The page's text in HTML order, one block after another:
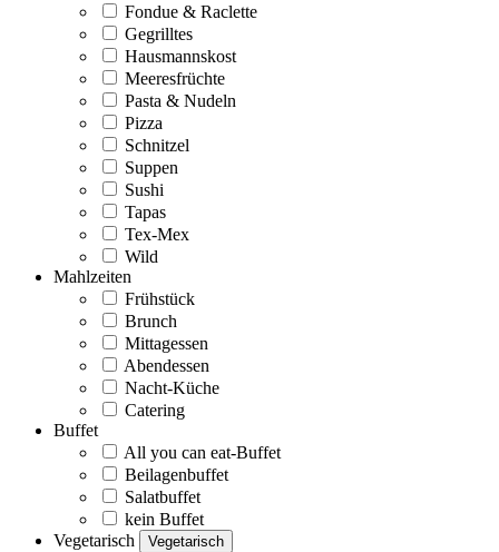
Fondue & Raclette
Gegrilltes
Hausmannskost
Meeresfrüchte
Pasta & Nudeln
Pizza
Schnitzel
Suppen
Sushi
Tapas
Tex-Mex
Wild
Mahlzeiten
Frühstück
Brunch
Mittagessen
Abendessen
Nacht-Küche
Catering
Buffet
All you can eat-Buffet
Beilagenbuffet
Salatbuffet
kein Buffet
Vegetarisch
Vegetarisch